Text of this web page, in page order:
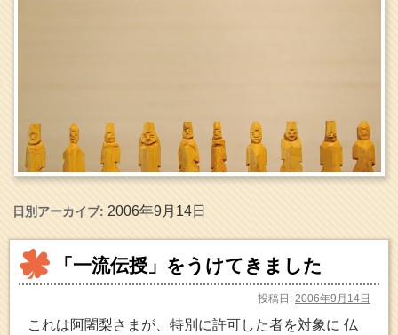
日別アーカイブ:2006年9月14日
「一流伝授」をうけてきました
投稿日: 2006年9月14日
これは阿闍梨さまが、特別に許可した者を対象に 仏